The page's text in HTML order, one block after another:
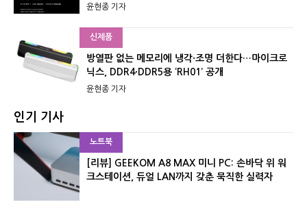
윤현종 기자
신제품
방열판 없는 메모리에 냉각·조명 더한다…마이크로
닉스, DDR4·DDR5용 ‘RH01’ 공개
윤현종 기자
인기 기사
노트북
[리뷰] GEEKOM A8 MAX 미니 PC: 손바닥 위 워
크스테이션, 듀얼 LAN까지 갖춘 묵직한 실력자